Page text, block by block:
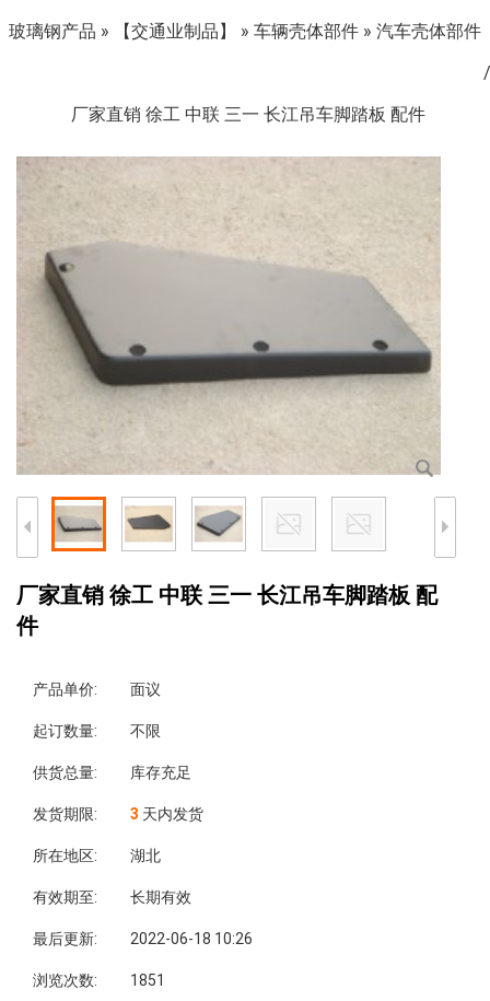
玻璃钢产品 » 【交通业制品】 » 车辆壳体部件 » 汽车壳体部件
厂家直销 徐工 中联 三一 长江吊车脚踏板 配件
厂家直销 徐工 中联 三一 长江吊车脚踏板 配
件
产品单价: 面议
起订数量: 不限
供货总量: 库存充足
发货期限: 3 天内发货
所在地区: 湖北
有效期至: 长期有效
最后更新: 2022-06-18 10:26
浏览次数: 1851